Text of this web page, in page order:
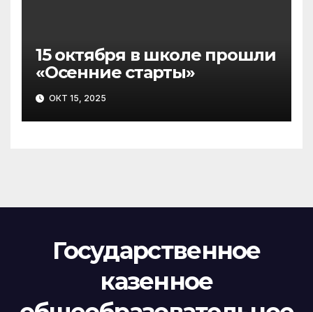
15 октября в школе прошли
«Осенние старты»
ОКТ 15, 2025
Государственное
казенное